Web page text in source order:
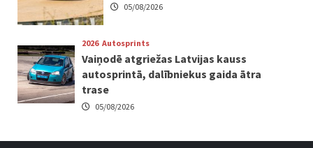
05/08/2026
2026 Autosprints
Vaiņodē atgriežas Latvijas kauss
autosprintā, dalībniekus gaida ātra
trase
05/08/2026